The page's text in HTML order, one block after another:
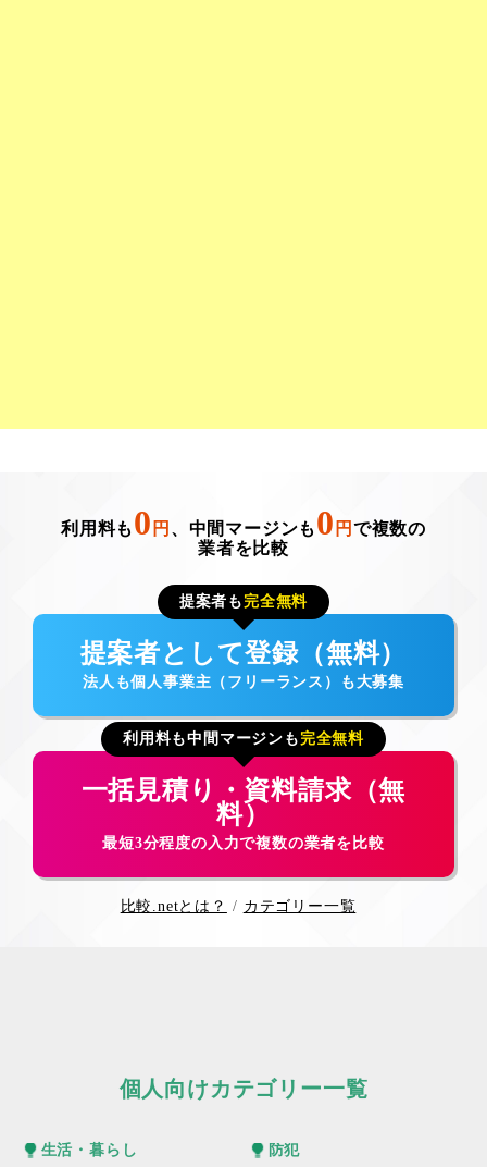
利用料も 0 円 、中間マージンも 0 円 で複数の
業者を比較
提案者も 完全無料
提案者として登録（無料）
法人も個人事業主（フリーランス）も大募集
利用料も中間マージンも 完全無料
一括見積り・資料請求（無
料）
最短3分程度の入力で複数の業者を比較
比較.netとは？ カテゴリー一覧
個人向けカテゴリー一覧
生活・暮らし
防犯